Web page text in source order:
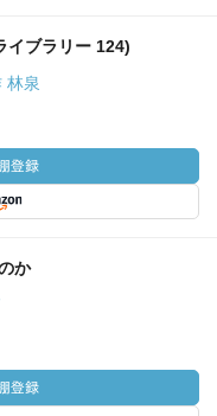
イブラリー 124)
林泉
か